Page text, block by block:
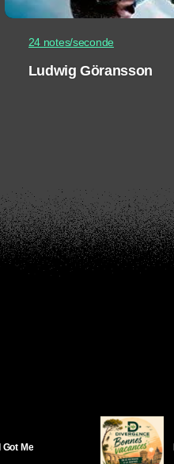
24 notes/seconde
Ludwig Göransson
Got Me